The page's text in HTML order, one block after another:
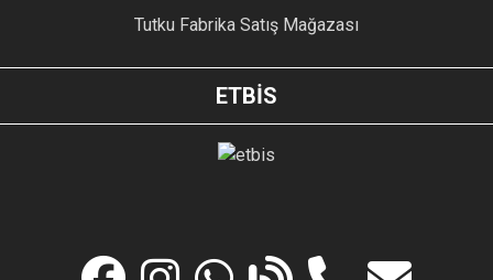
Tutku Fabrika Satış Mağazası
ETBİS